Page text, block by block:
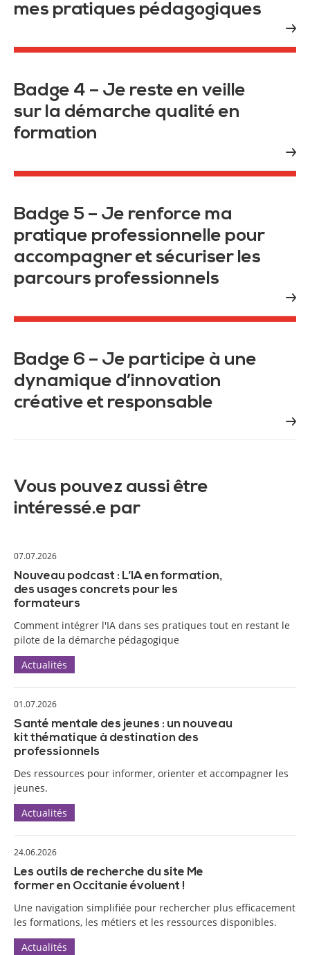
mes pratiques pédagogiques
Badge 4 – Je reste en veille
sur la démarche qualité en
formation
Badge 5 – Je renforce ma
pratique professionnelle pour
accompagner et sécuriser les
parcours professionnels
Badge 6 – Je participe à une
dynamique d’innovation
créative et responsable
Vous pouvez aussi être
intéressé.e par
07.07.2026
Nouveau podcast : L’IA en formation,
des usages concrets pour les
formateurs
Comment intégrer l'IA dans ses pratiques tout en restant le
pilote de la démarche pédagogique
Actualités
01.07.2026
Santé mentale des jeunes : un nouveau
kit thématique à destination des
professionnels
Des ressources pour informer, orienter et accompagner les
jeunes.
Actualités
24.06.2026
Les outils de recherche du site Me
former en Occitanie évoluent !
Une navigation simplifiée pour rechercher plus efficacement
les formations, les métiers et les ressources disponibles.
Actualités